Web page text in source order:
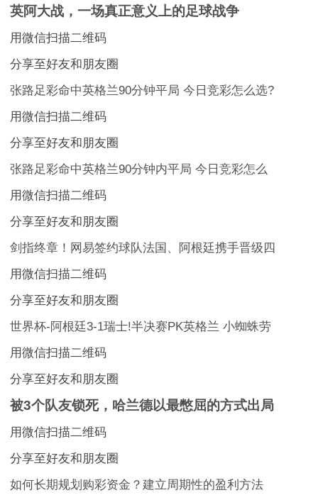
英阿大战，一场真正意义上的足球战争
用微信扫描二维码
分享至好友和朋友圈
张路足彩命中英格兰90分钟平局 今日竞彩怎么选?
用微信扫描二维码
分享至好友和朋友圈
张路足彩命中英格兰90分钟内平局 今日竞彩怎么
用微信扫描二维码
分享至好友和朋友圈
剑指终章！网易签约球队法国、阿根廷携手晋级四
用微信扫描二维码
分享至好友和朋友圈
世界杯-阿根廷3-1瑞士!半决赛PK英格兰 小蜘蛛劳
用微信扫描二维码
分享至好友和朋友圈
被3个队友锁死，哈兰德以最憋屈的方式出局
用微信扫描二维码
分享至好友和朋友圈
如何长期规划购彩资金？建立周期性的盈利方法